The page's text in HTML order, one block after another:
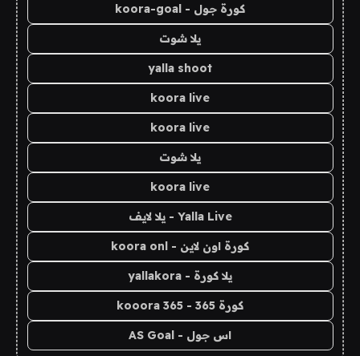
كورة جول - koora-goal
يلا شوت
yalla shoot
koora live
koora live
يلا شوت
koora live
Yalla Live - يلا لايف
كورة اون لاين - koora onl
يلا كورة - yallakora
كورة 365 - kooora 365
اس جول - AS Goal